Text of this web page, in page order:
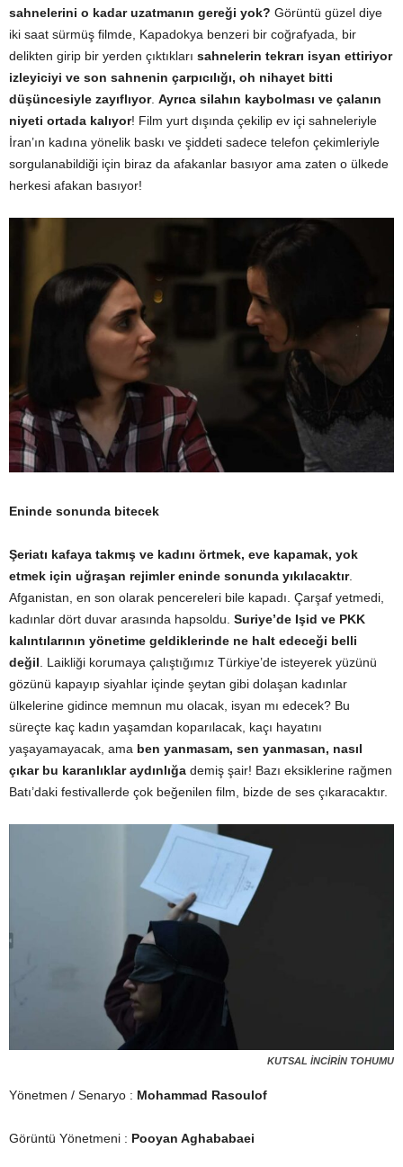
sahnelerini o kadar uzatmanın gereği yok? Görüntü güzel diye
iki saat sürmüş filmde, Kapadokya benzeri bir coğrafyada, bir
delikten girip bir yerden çıktıkları sahnelerin tekrarı isyan ettiriyor
izleyiciyi ve son sahnenin çarpıcılığı, oh nihayet bitti
düşüncesiyle zayıflıyor. Ayrıca silahın kaybolması ve çalanın
niyeti ortada kalıyor! Film yurt dışında çekilip ev içi sahneleriyle
İran’ın kadına yönelik baskı ve şiddeti sadece telefon çekimleriyle
sorgulanabildiği için biraz da afakanlar basıyor ama zaten o ülkede
herkesi afakan basıyor!
Eninde sonunda bitecek
Şeriatı kafaya takmış ve kadını örtmek, eve kapamak, yok
etmek için uğraşan rejimler eninde sonunda yıkılacaktır.
Afganistan, en son olarak pencereleri bile kapadı. Çarşaf yetmedi,
kadınlar dört duvar arasında hapsoldu. Suriye’de Işid ve PKK
kalıntılarının yönetime geldiklerinde ne halt edeceği belli
değil. Laikliği korumaya çalıştığımız Türkiye’de isteyerek yüzünü
gözünü kapayıp siyahlar içinde şeytan gibi dolaşan kadınlar
ülkelerine gidince memnun mu olacak, isyan mı edecek? Bu
süreçte kaç kadın yaşamdan koparılacak, kaçı hayatını
yaşayamayacak, ama ben yanmasam, sen yanmasan, nasıl
çıkar bu karanlıklar aydınlığa demiş şair! Bazı eksiklerine rağmen
Batı’daki festivallerde çok beğenilen film, bizde de ses çıkaracaktır.
KUTSAL İNCİRİN TOHUMU
Yönetmen / Senaryo : Mohammad Rasoulof
Görüntü Yönetmeni : Pooyan Aghababaei